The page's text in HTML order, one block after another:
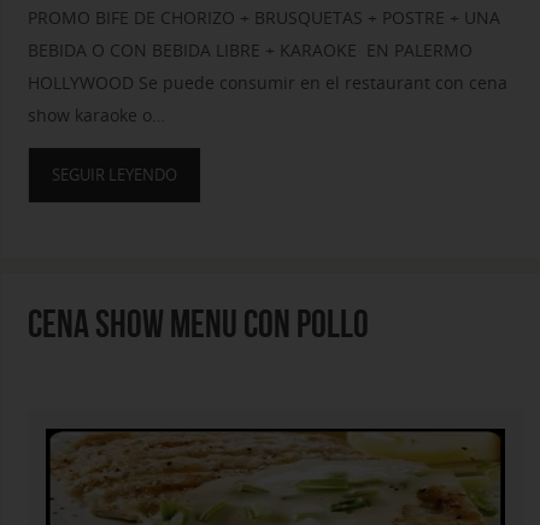
PROMO BIFE DE CHORIZO + BRUSQUETAS + POSTRE + UNA
BEBIDA O CON BEBIDA LIBRE + KARAOKE EN PALERMO
HOLLYWOOD Se puede consumir en el restaurant con cena
show karaoke o…
SEGUIR LEYENDO
CENA SHOW MENU CON POLLO